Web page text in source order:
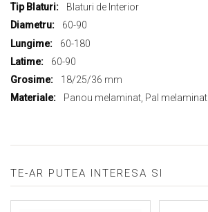
Blaturi de Interior
60-90
60-180
60-90
18/25/36 mm
Panou melaminat, Pal melaminat
TE-AR PUTEA INTERESA SI